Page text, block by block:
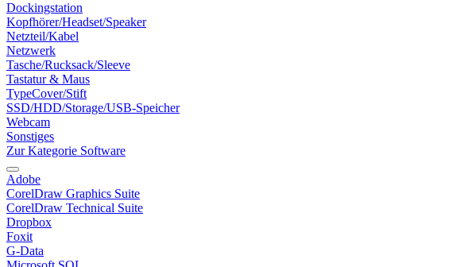
Dockingstation
Kopfhörer/Headset/Speaker
Netzteil/Kabel
Netzwerk
Tasche/Rucksack/Sleeve
Tastatur & Maus
TypeCover/Stift
SSD/HDD/Storage/USB-Speicher
Webcam
Sonstiges
Zur Kategorie Software
Adobe
CorelDraw Graphics Suite
CorelDraw Technical Suite
Dropbox
Foxit
G-Data